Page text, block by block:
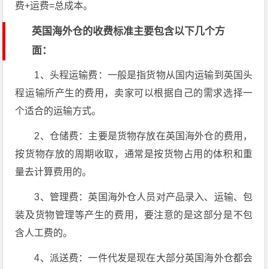
费+运费=总成本。
英国海外仓的收费标准主要包含以下几个方
面：
1、头程运输费：一般是指货物从国内运输到英国头
程运输所产生的费用，卖家可以根据自己的需求选择一
个适合的运输方式。
2、仓储费：主要是货物存放在英国海外仓的费用，
按货物存放的周期收取，通常是按货物占用的体积和重
量去计算费用的。
3、管理费：英国海外仓人员对产品录入、运输、包
装及货物管理等产生的费用，要注意的是这部分是不包
含人工费的。
4、派送费：一件代发是现在大部分英国海外仓都会